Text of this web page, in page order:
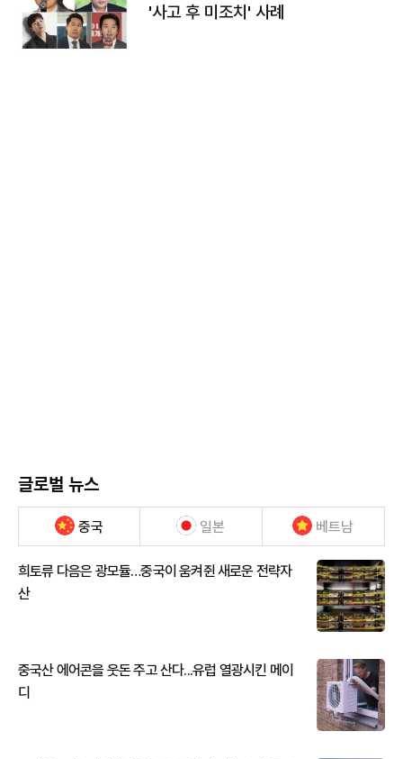
'사고 후 미조치' 사례
글로벌 뉴스
중국 일본 베트남
희토류 다음은 광모듈…중국이 움켜쥔 새로운 전략자
산
중국산 에어콘을 웃돈 주고 산다...유럽 열광시킨 메이
디